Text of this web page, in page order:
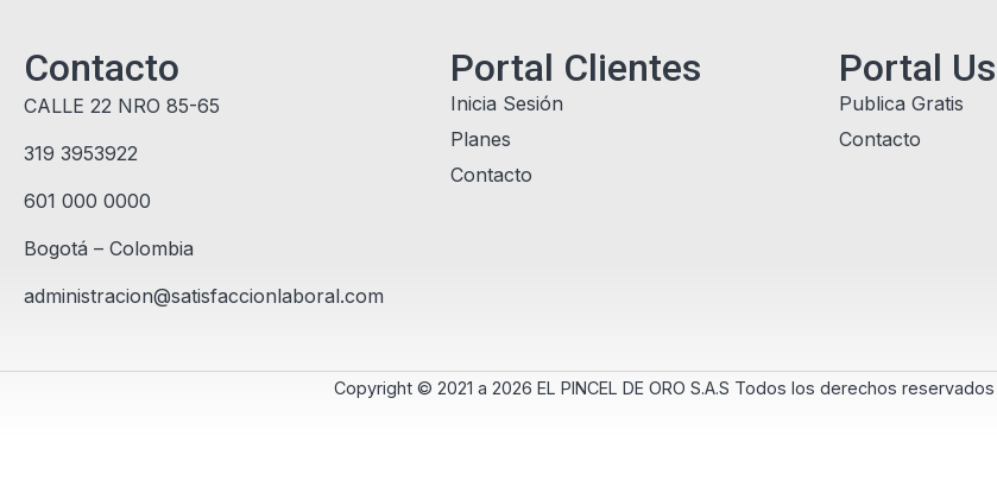
Contacto
CALLE 22 NRO 85-65
319 3953922
601 000 0000
Bogotá – Colombia
administracion@satisfaccionlaboral.com
Portal Clientes
Inicia Sesión
Planes
Contacto
Portal
Publica Gratis
Contacto
Copyright © 2021 a 2026 EL PINCEL DE ORO S.A.S Todos los derechos